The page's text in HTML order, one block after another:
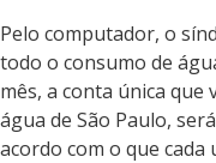
Pelo computador, o
todo o consumo de
mês, a conta única que
água de São Paulo,
acordo com o que cada